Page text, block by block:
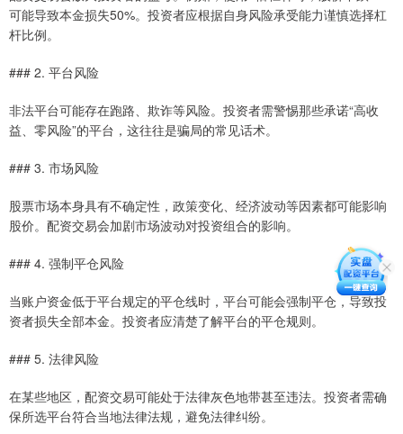
可能导致本金损失50%。投资者应根据自身风险承受能力谨慎选择杠
杆比例。
### 2. 平台风险
非法平台可能存在跑路、欺诈等风险。投资者需警惕那些承诺“高收
益、零风险”的平台，这往往是骗局的常见话术。
### 3. 市场风险
股票市场本身具有不确定性，政策变化、经济波动等因素都可能影响
股价。配资交易会加剧市场波动对投资组合的影响。
### 4. 强制平仓风险
当账户资金低于平台规定的平仓线时，平台可能会强制平仓，导致投
资者损失全部本金。投资者应清楚了解平台的平仓规则。
### 5. 法律风险
在某些地区，配资交易可能处于法律灰色地带甚至违法。投资者需确
保所选平台符合当地法律法规，避免法律纠纷。